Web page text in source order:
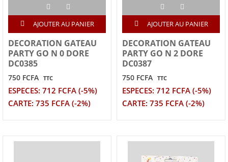
AJOUTER AU PANIER
DECORATION GATEAU
PARTY GO N 0 DORE
DC0385
750 FCFA TTC
ESPECES: 712 FCFA (-5%)
CARTE: 735 FCFA (-2%)
AJOUTER AU PANIER
DECORATION GATEAU
PARTY GO N 2 DORE
DC0387
750 FCFA TTC
ESPECES: 712 FCFA (-5%)
CARTE: 735 FCFA (-2%)